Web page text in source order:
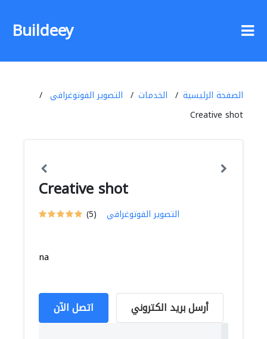
Buildeey
الصفحة الرئيسية الخدمات
التصوير الفوتوغرافي
Creative shot
Creative shot
(5) التصوير الفوتوغرافي
na
اتصل الآن أرسل بريد الكتروني